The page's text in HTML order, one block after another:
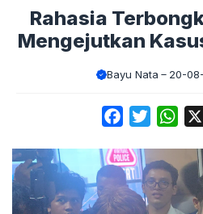
Rahasia
Mengejutkan
Bayu Nata 20-
FacebookTwitter